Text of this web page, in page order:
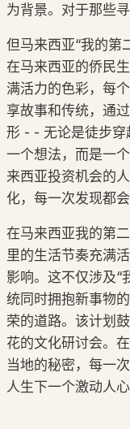
为背景。对于那些
但马来西亚“我的第
在马来西亚的侨民
满活力的色彩，每
享故事和传统，通
形 - - 无论是徒步穿
一个想法，而是一
来西亚投资机会的
化，每一次发现都
在马来西亚我的第
里的生活节奏充满
影响。这不仅涉及“
统同时拥抱新事物
荣的道路。该计划
花的文化研讨会。
当地的秘密，每一
人生下一个激动人